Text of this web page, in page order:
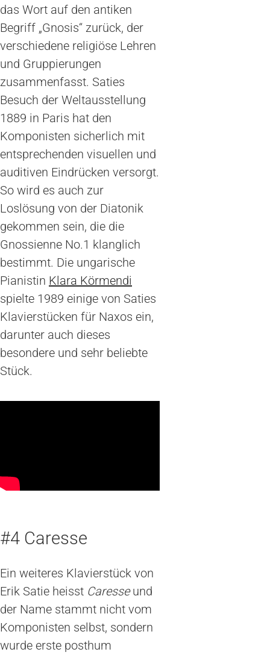
das Wort auf den antiken
Begriff „Gnosis“ zurück, der
verschiedene religiöse Lehren
und Gruppierungen
zusammenfasst. Saties
Besuch der Weltausstellung
1889 in Paris hat den
Komponisten sicherlich mit
entsprechenden visuellen und
auditiven Eindrücken versorgt.
So wird es auch zur
Loslösung von der Diatonik
gekommen sein, die die
Gnossienne No.1 klanglich
bestimmt. Die ungarische
Pianistin Klara Körmendi
spielte 1989 einige von Saties
Klavierstücken für Naxos ein,
darunter auch dieses
besondere und sehr beliebte
Stück.
#4 Caresse
Ein weiteres Klavierstück von
Erik Satie heisst Caresseund
der Name stammt nicht vom
Komponisten selbst, sondern
wurde erste posthum